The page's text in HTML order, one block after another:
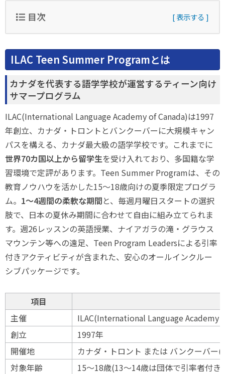
目次
ILAC Teen Summer Programとは
カナダを代表する語学学校が運営するティーン向け
サマープログラム
ILAC(International Language Academy of Canada)は1997
年創立、カナダ・トロントとバンクーバーに大規模キャン
パスを構える、カナダ最大級の語学学校です。これまでに
世界70カ国以上から留学生を受け入れており、多国籍な学
習環境で定評があります。Teen Summer Programは、その
教育ノウハウを活かした15〜18歳向けの夏季限定プログラ
ム。 1〜4週間の柔軟な期間と、毎週月曜日スタートの選択
肢で、日本の夏休み期間に合わせて自由に組み立てられま
す。週26レッスンの英語授業、ナイアガラの滝・グラウス
マウンテン等への遠足、Teen Program Leadersによる引率
付きアクティビティが含まれた、安心のオールインクルー
シブパッケージです。
項目
主催
ILAC(International Language Academy
創立
1997年
開催地
カナダ・トロント または バンクーバー(
対象年齢
15〜18歳(13〜14歳は団体で引率者付き